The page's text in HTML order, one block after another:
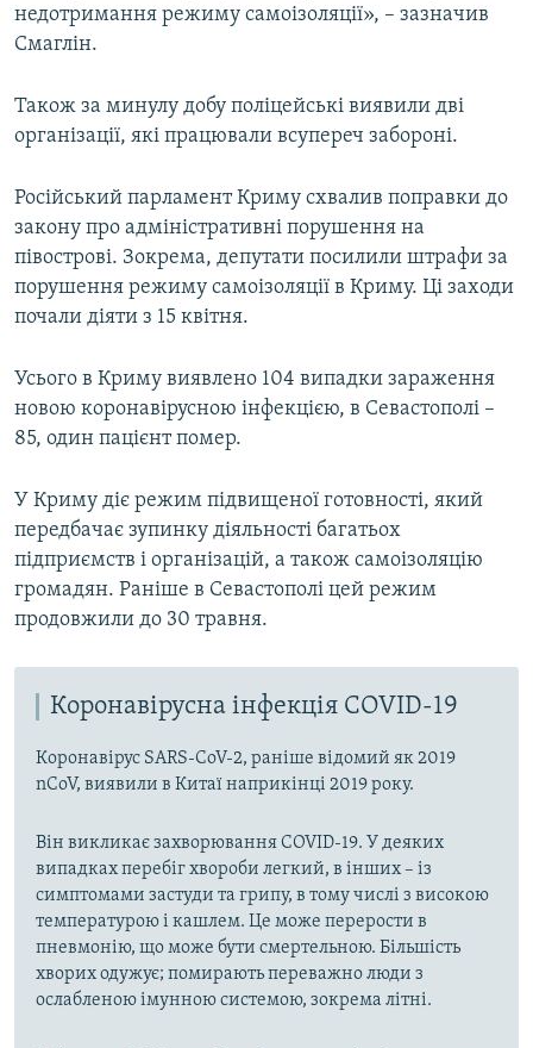
недотримання режиму самоізоляції», – зазначив
Смаглін.
Також за минулу добу поліцейські виявили дві
організації, які працювали всупереч забороні.
Російський парламент Криму схвалив поправки до
закону про адміністративні порушення на
півострові. Зокрема, депутати посилили штрафи за
порушення режиму самоізоляції в Криму. Ці заходи
почали діяти з 15 квітня.
Усього в Криму виявлено 104 випадки зараження
новою коронавірусною інфекцією, в Севастополі –
85, один пацієнт помер.
У Криму діє режим підвищеної готовності, який
передбачає зупинку діяльності багатьох
підприємств і організацій, а також самоізоляцію
громадян. Раніше в Севастополі цей режим
продовжили до 30 травня.
Коронавірусна інфекція COVID-19
Коронавірус SARS-CoV-2, раніше відомий як 2019
nCoV, виявили в Китаї наприкінці 2019 року.
Він викликає захворювання COVID-19. У деяких
випадках перебіг хвороби легкий, в інших – із
симптомами застуди та грипу, в тому числі з високою
температурою і кашлем. Це може перерости в
пневмонію, що може бути смертельною. Більшість
хворих одужує; помирають переважно люди з
ослабленою імунною системою, зокрема літні.